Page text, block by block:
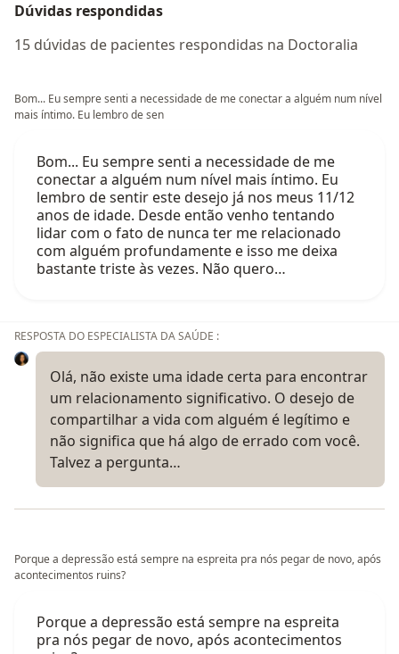
Dúvidas respondidas
15 dúvidas de pacientes respondidas na Doctoralia
Bom... Eu sempre senti a necessidade de me conectar a alguém num nível
mais íntimo. Eu lembro de sen
Bom... Eu sempre senti a necessidade de me
conectar a alguém num nível mais íntimo. Eu
lembro de sentir este desejo já nos meus 11/12
anos de idade. Desde então venho tentando
lidar com o fato de nunca ter me relacionado
com alguém profundamente e isso me deixa
bastante triste às vezes. Não quero…
RESPOSTA DO ESPECIALISTA DA SAÚDE :
Olá, não existe uma idade certa para encontrar
um relacionamento significativo. O desejo de
compartilhar a vida com alguém é legítimo e
não significa que há algo de errado com você.
Talvez a pergunta…
Porque a depressão está sempre na espreita pra nós pegar de novo, após
acontecimentos ruins?
Porque a depressão está sempre na espreita
pra nós pegar de novo, após acontecimentos